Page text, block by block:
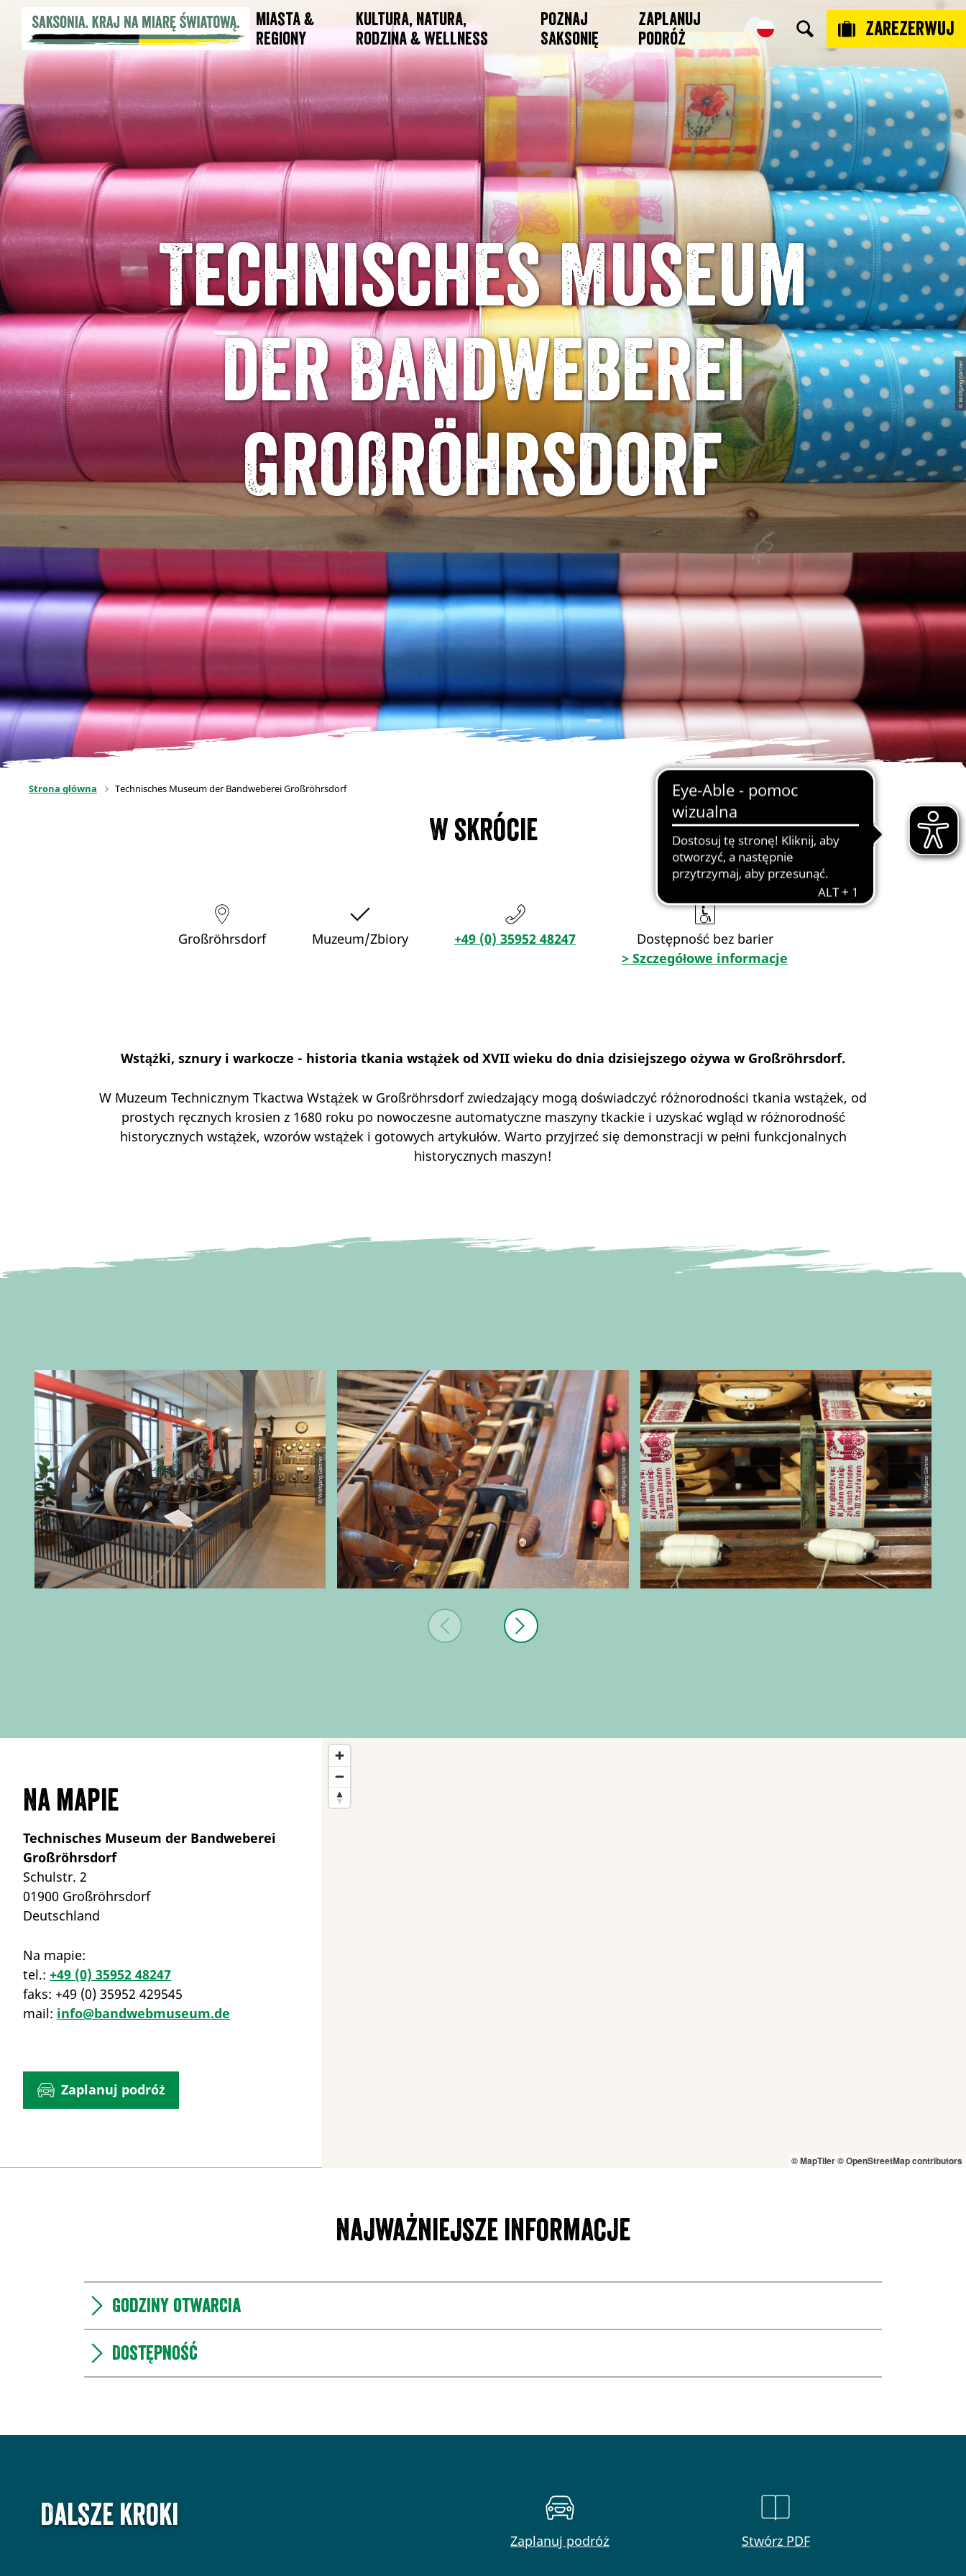
Miasta &
Regiony
Kultura, Natura,
Rodzina & Wellness
Poznaj
Saksonię
Zaplanuj
podróż
Zarezerwuj
© Wolfgang Gärtner
Technisches Museum
der Bandweberei
Großröhrsdorf
Strona główna Technisches Museum der Bandweberei Großröhrsdorf
W skrócie
Großröhrsdorf Muzeum/Zbiory +49 (0) 35952 48247
Dostępność bez barier
> Szczegółowe informacje
Wstążki, sznury i warkocze - historia tkania wstążek od XVII wieku do dnia dzisiejszego ożywa w Großröhrsdorf.
W Muzeum Technicznym Tkactwa Wstążek w Großröhrsdorf zwiedzający mogą doświadczyć różnorodności tkania wstążek, od
prostych ręcznych krosien z 1680 roku po nowoczesne automatyczne maszyny tkackie i uzyskać wgląd w różnorodność
historycznych wstążek, wzorów wstążek i gotowych artykułów. Warto przyjrzeć się demonstracji w pełni funkcjonalnych
historycznych maszyn!
© Wolfgang Gärtner © Wolfgang Gärtner © Wolfgang Gärtner
Na mapie
Technisches Museum der Bandweberei
Großröhrsdorf
Schulstr. 2
01900 Großröhrsdorf
Deutschland
Na mapie:
tel.: +49 (0) 35952 48247
faks: +49 (0) 35952 429545
mail: info@bandwebmuseum.de
Zaplanuj podróż
© MapTiler© OpenStreetMap contributors
Najważniejsze informacje
Godziny otwarcia
Dostępność
Dalsze kroki
Zaplanuj podróż Stwórz PDF